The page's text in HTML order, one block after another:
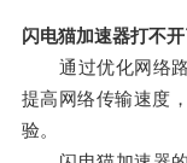
闪电猫加速器打不开
通过优化网络路
提高网络传输速度
验。